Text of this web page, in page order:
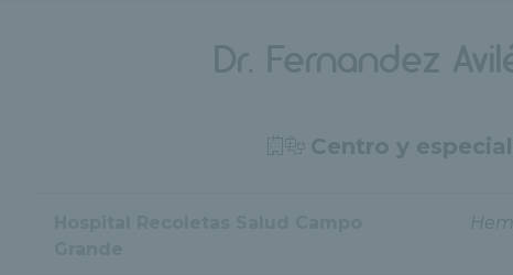
Dr. Fernandez
Centro y